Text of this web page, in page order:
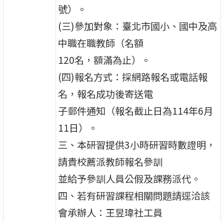
號）。
(三)參加對象：臺北市國小、國中及高
中職在職教師（名額
120名，額滿為止）。
(四)報名方式：採網路報名或電話報
名，報名成功後寄送電
子郵件通知（報名截止日為114年6月
11日）。
三、本研習提供3小時研習時數證明，
請貴校薦派教師報名參訓
並給予參訓人員公假及課務派代。
四、若有研習課程相關問題請逕洽該
會承辦人：王昱瑋社工員